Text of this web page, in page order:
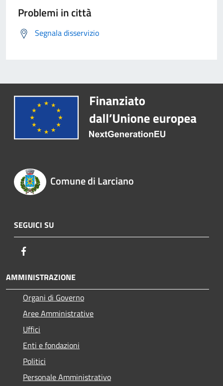
Problemi in città
Segnala disservizio
Comune di Larciano
SEGUICI SU
AMMINISTRAZIONE
Organi di Governo
Aree Amministrative
Uffici
Enti e fondazioni
Politici
Personale Amministrativo